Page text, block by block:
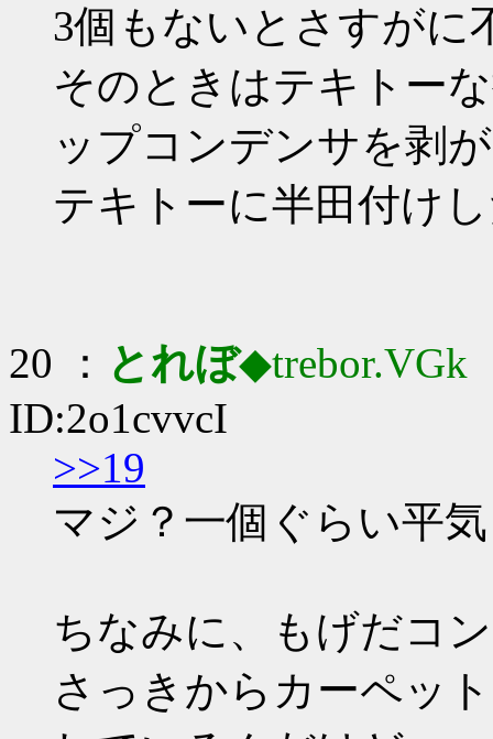
3個もないとさすがに
そのときはテキトー
ップコンデンサを剥
テキトーに半田付け
20 ： とれぼ◆trebor.VGk
ID:2o1cvvcI
>>19
マジ？一個ぐらい平
ちなみに、もげだコ
さっきからカーペッ